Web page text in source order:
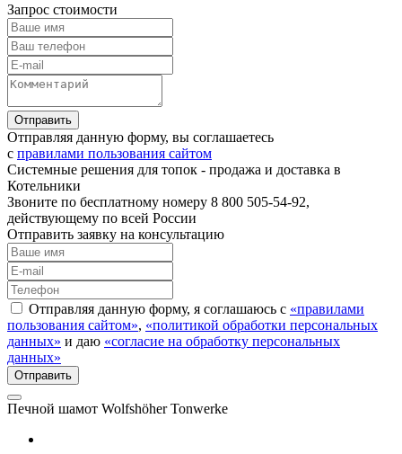
Запрос стоимости
Отправляя данную форму, вы соглашаетесь
с правилами пользования сайтом
Системные решения для топок - продажа и доставка в
Котельники
Звоните по бесплатному номеру 8 800 505-54-92,
действующему по всей России
Отправить заявку на консультацию
Отправляя данную форму, я соглашаюсь с «правилами
пользования сайтом», «политикой обработки персональных
данных» и даю «согласие на обработку персональных
данных»
Печной шамот Wolfshöher Tonwerke